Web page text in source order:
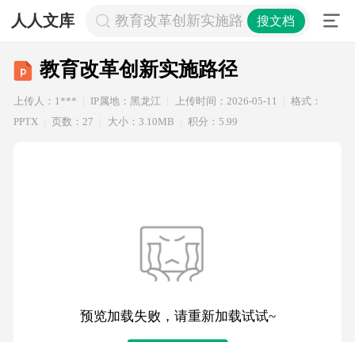
人人文库 教育改革创新实施路径搜文档
教育改革创新实施路径
上传人：1*** IP属地：黑龙江 上传时间：2026-05-11
格式：
PPTX
页数：27 大小：3.10MB 积分：5.99
预览加载失败，请重新加载试试~